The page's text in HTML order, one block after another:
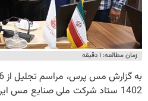
زمان مطالعه: ۱ دقیقه
1402 ستاد شرکت ملی صنایع مس